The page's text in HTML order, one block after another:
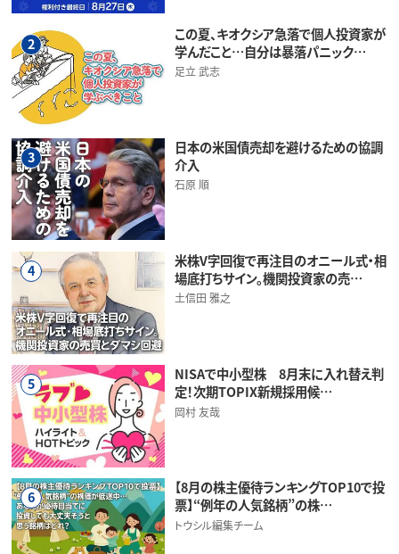
2
この夏、キオクシア急落で個人投資家が
学んだこと…自分は暴落パニック…
足立 武志
3
日本の米国債売却を避けるための協調
介入
石原 順
4
米株V字回復で再注目のオニール式・相
場底打ちサイン。機関投資家の売…
土信田 雅之
5
NISAで中小型株 8月末に入れ替え判
定！次期TOPIX新規採用候…
岡村 友哉
6
【8月の株主優待ランキングTOP10で投
票】“例年の人気銘柄”の株…
トウシル編集チーム